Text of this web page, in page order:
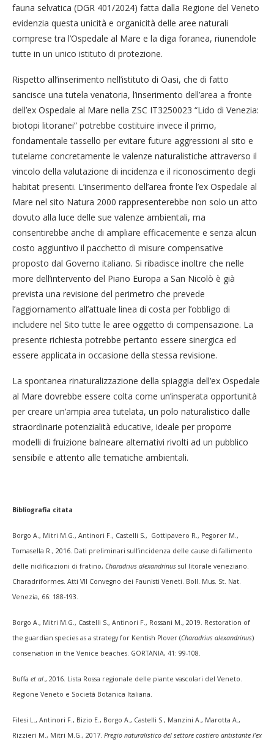
fauna selvatica (DGR 401/2024) fatta dalla Regione del Veneto
evidenzia questa unicità e organicità delle aree naturali
comprese tra l’Ospedale al Mare e la diga foranea, riunendole
tutte in un unico istituto di protezione.
Rispetto all’inserimento nell’istituto di Oasi, che di fatto
sancisce una tutela venatoria, l’inserimento dell’area a fronte
dell’ex Ospedale al Mare nella ZSC IT3250023 “Lido di Venezia:
biotopi litoranei” potrebbe costituire invece il primo,
fondamentale tassello per evitare future aggressioni al sito e
tutelarne concretamente le valenze naturalistiche attraverso il
vincolo della valutazione di incidenza e il riconoscimento degli
habitat presenti. L’inserimento dell’area fronte l’ex Ospedale al
Mare nel sito Natura 2000 rappresenterebbe non solo un atto
dovuto alla luce delle sue valenze ambientali, ma
consentirebbe anche di ampliare efficacemente e senza alcun
costo aggiuntivo il pacchetto di misure compensative
proposto dal Governo italiano. Si ribadisce inoltre che nelle
more dell’intervento del Piano Europa a San Nicolò è già
prevista una revisione del perimetro che prevede
l’aggiornamento all’attuale linea di costa per l’obbligo di
includere nel Sito tutte le aree oggetto di compensazione. La
presente richiesta potrebbe pertanto essere sinergica ed
essere applicata in occasione della stessa revisione.
La spontanea rinaturalizzazione della spiaggia dell’ex Ospedale
al Mare dovrebbe essere colta come un’insperata opportunità
per creare un’ampia area tutelata, un polo naturalistico dalle
straordinarie potenzialità educative, ideale per proporre
modelli di fruizione balneare alternativi rivolti ad un pubblico
sensibile e attento alle tematiche ambientali.
Bibliografia citata
Borgo A., Mitri M.G., Antinori F., Castelli S., Gottipavero R., Pegorer M.,
Tomasella R., 2016. Dati preliminari sull’incidenza delle cause di fallimento
delle nidificazioni di fratino, Charadrius alexandrinus sul litorale veneziano.
Charadriformes. Atti VII Convegno dei Faunisti Veneti. Boll. Mus. St. Nat.
Venezia, 66: 188-193.
Borgo A., Mitri M.G., Castelli S., Antinori F., Rossani M., 2019. Restoration of
the guardian species as a strategy for Kentish Plover (Charadrius alexandrinus)
conservation in the Venice beaches. GORTANIA, 41: 99-108.
Buffa et al., 2016. Lista Rossa regionale delle piante vascolari del Veneto.
Regione Veneto e Società Botanica Italiana.
Filesi L., Antinori F., Bizio E., Borgo A., Castelli S., Manzini A., Marotta A.,
Rizzieri M., Mitri M.G., 2017. Pregio naturalistico del settore costiero antistante l’ex